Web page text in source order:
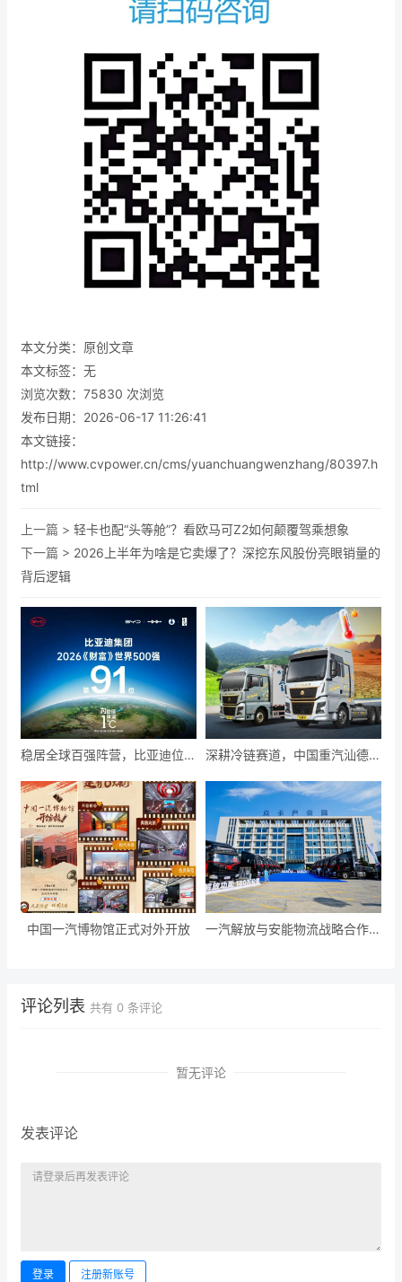
本文分类： 原创文章
本文标签：无
浏览次数： 75830 次浏览
发布日期：2026-06-17 11:26:41
本文链接：
http://www.cvpower.cn/cms/yuanchuangwenzhang/80397.h
tml
上一篇 > 轻卡也配“头等舱”？看欧马可Z2如何颠覆驾乘想象
下一篇 > 2026上半年为啥是它卖爆了？深挖东风股份亮眼销量的
背后逻辑
稳居全球百强阵营，比亚迪位列
91位
深耕冷链赛道，中国重汽汕德卡
中国一汽博物馆正式对外开放
一汽解放与安能物流战略合作暨
评论列表 共有 0 条评论
暂无评论
发表评论
登录 注册新账号